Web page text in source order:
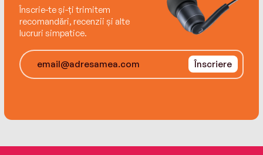
Înscrie-te și-ți trimitem
recomandări, recenzii și alte
lucruri simpatice.
Înscriere